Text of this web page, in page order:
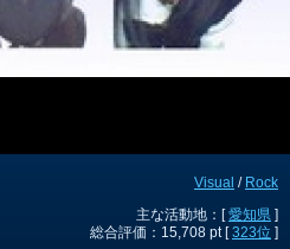
Visual / Rock
主な活動地：[愛知県 ]
総合評価：15,708 pt [323位 ]